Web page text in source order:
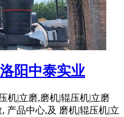
阳中泰实业
机|立磨,磨机|辊压机|立磨
产品中心,及 磨机|辊压机|立